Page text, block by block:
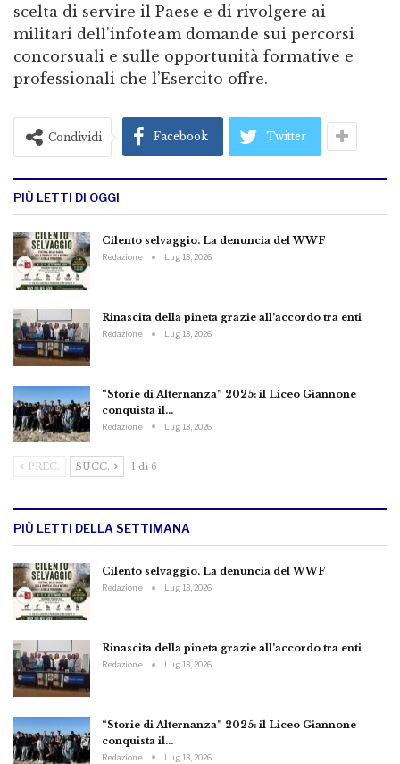
scelta di servire il Paese e di rivolgere ai
militari dell’infoteam domande sui percorsi
concorsuali e sulle opportunità formative e
professionali che l’Esercito offre.
Condividi Facebook Twitter
PIÙ LETTI DI OGGI
Cilento selvaggio. La denuncia del WWF
Redazione Lug 13, 2026
Rinascita della pineta grazie all’accordo tra enti
Redazione Lug 13, 2026
“Storie di Alternanza” 2025: il Liceo Giannone
conquista il…
Redazione Lug 13, 2026
PREC. SUCC. 1 di 6
PIÙ LETTI DELLA SETTIMANA
Cilento selvaggio. La denuncia del WWF
Redazione Lug 13, 2026
Rinascita della pineta grazie all’accordo tra enti
Redazione Lug 13, 2026
“Storie di Alternanza” 2025: il Liceo Giannone
conquista il…
Redazione Lug 13, 2026